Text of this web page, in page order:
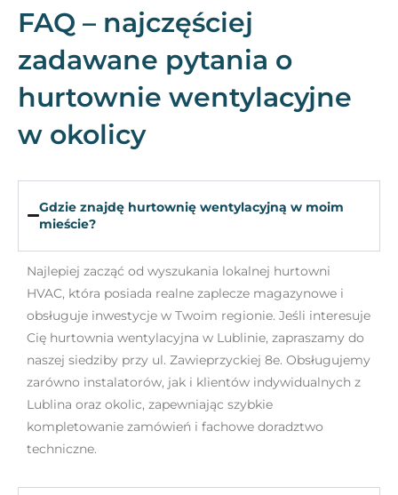
FAQ – najczęściej
zadawane pytania o
hurtownie wentylacyjne
w okolicy
Gdzie znajdę hurtownię wentylacyjną w moim
mieście?
Najlepiej zacząć od wyszukania lokalnej hurtowni
HVAC, która posiada realne zaplecze magazynowe i
obsługuje inwestycje w Twoim regionie. Jeśli interesuje
Cię hurtownia wentylacyjna w Lublinie, zapraszamy do
naszej siedziby przy ul. Zawieprzyckiej 8e. Obsługujemy
zarówno instalatorów, jak i klientów indywidualnych z
Lublina oraz okolic, zapewniając szybkie
kompletowanie zamówień i fachowe doradztwo
techniczne.